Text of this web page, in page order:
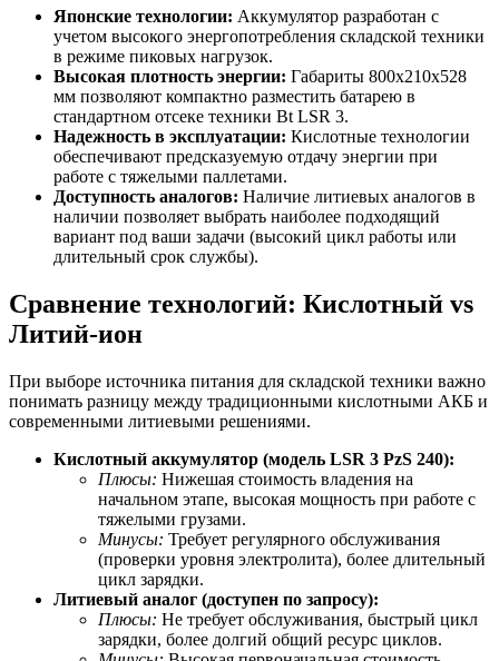
Японские технологии: Аккумулятор разработан с
учетом высокого энергопотребления складской техники
в режиме пиковых нагрузок.
Высокая плотность энергии: Габариты 800x210x528
мм позволяют компактно разместить батарею в
стандартном отсеке техники Bt LSR 3.
Надежность в эксплуатации: Кислотные технологии
обеспечивают предсказуемую отдачу энергии при
работе с тяжелыми паллетами.
Доступность аналогов: Наличие литиевых аналогов в
наличии позволяет выбрать наиболее подходящий
вариант под ваши задачи (высокий цикл работы или
длительный срок службы).
Сравнение технологий: Кислотный vs
Литий-ион
При выборе источника питания для складской техники важно
понимать разницу между традиционными кислотными АКБ и
современными литиевыми решениями.
Кислотный аккумулятор (модель LSR 3 PzS 240):
Плюсы: Нижешая стоимость владения на
начальном этапе, высокая мощность при работе с
тяжелыми грузами.
Минусы: Требует регулярного обслуживания
(проверки уровня электролита), более длительный
цикл зарядки.
Литиевый аналог (доступен по запросу):
Плюсы: Не требует обслуживания, быстрый цикл
зарядки, более долгий общий ресурс циклов.